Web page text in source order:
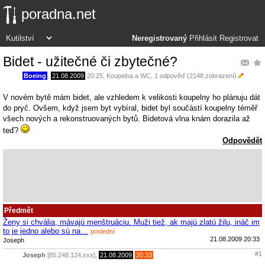
poradna.net
Neregistrovaný Přihlásit Registrovat
Bidet - užitečné či zbytečné?
Boeing 21.08.2009 20:25 Koupelna a WC , 1 odpověď (2148 zobrazení)
V novém bytě mám bidet, ale vzhledem k velikosti koupelny ho plánuju dát
do pryč. Ovšem, když jsem byt vybíral, bidet byl součástí koupelny téměř
všech nových a rekonstruovaných bytů. Bidetová vlna knám dorazila až
teď?
Odpovědět
Předmět
Ženy si chvália, mávajú menštruáciu. Muži tiež, ak majú zlatú žilu, ináč im
to je jedno alebo sú na…
poslední
Joseph
21.08.2009 20:33
Joseph [85.248.124.xxx], 21.08.2009 20:33 #1